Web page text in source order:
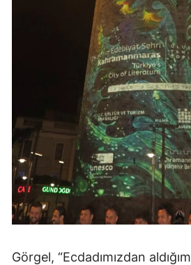
Görgel, “Ecdadımızdan